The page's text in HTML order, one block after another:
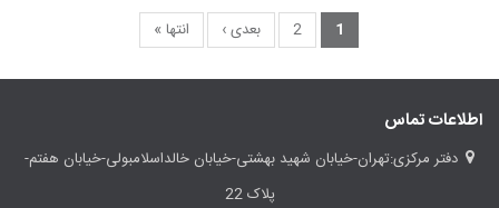
1
2 بعدی › انتها »
اطلاعات تماس
دفتر مرکزی:تهران-خیابان شهید بهشتی-خیابان خالداسلامبولی-خیابان هفتم-
پلاک 22